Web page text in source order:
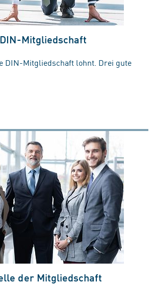
Mitgliedschaft
DIN-Mitgliedschaft lohnt. Drei gute
der Mitgliedschaft